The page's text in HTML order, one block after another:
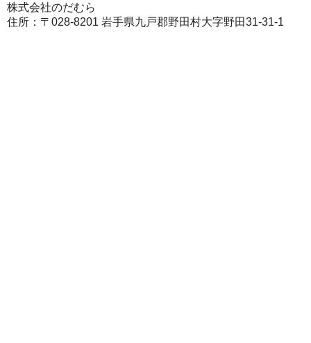
株式会社のだむら
住所：〒028-8201 岩手県九戸郡野田村大字野田31-31-1